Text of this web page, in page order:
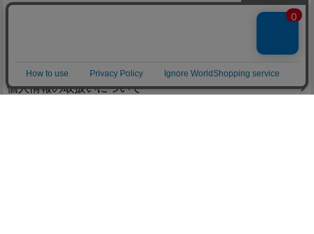
個人情報の取扱いについて